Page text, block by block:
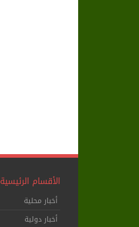
الأقسام الرئيسية
أخبار محلية
أخبار دولية